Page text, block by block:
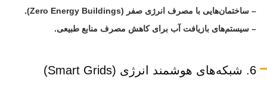
– ساختمان‌هایی با مصرف انرژی صفر (Zero Energy Buildings).
– سیستم‌های بازیافت آب برای کاهش مصرف منابع طبیعی.
6. شبکه‌های هوشمند انرژی (Smart Grids)